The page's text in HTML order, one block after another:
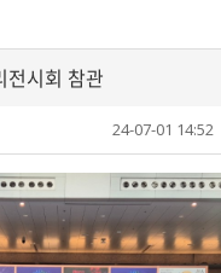
시회 참관
24-07-01 14:52